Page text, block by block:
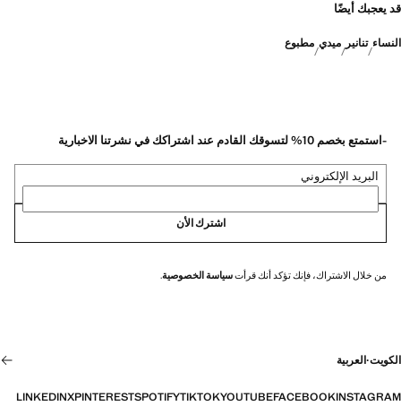
قد يعجبك أيضًا
النساء تنانير ميدي مطبوع
-استمتع بخصم 10% لتسوقك القادم عند اشتراكك في نشرتنا الاخبارية
البريد الإلكتروني
اشترك الأن
من خلال الاشتراك، فإنك تؤكد أنك قرأتسياسة الخصوصية.
الكويت·العربية
INSTAGRAM
FACEBOOK
YOUTUBE
TIKTOK
SPOTIFY
PINTEREST
X
LINKEDIN